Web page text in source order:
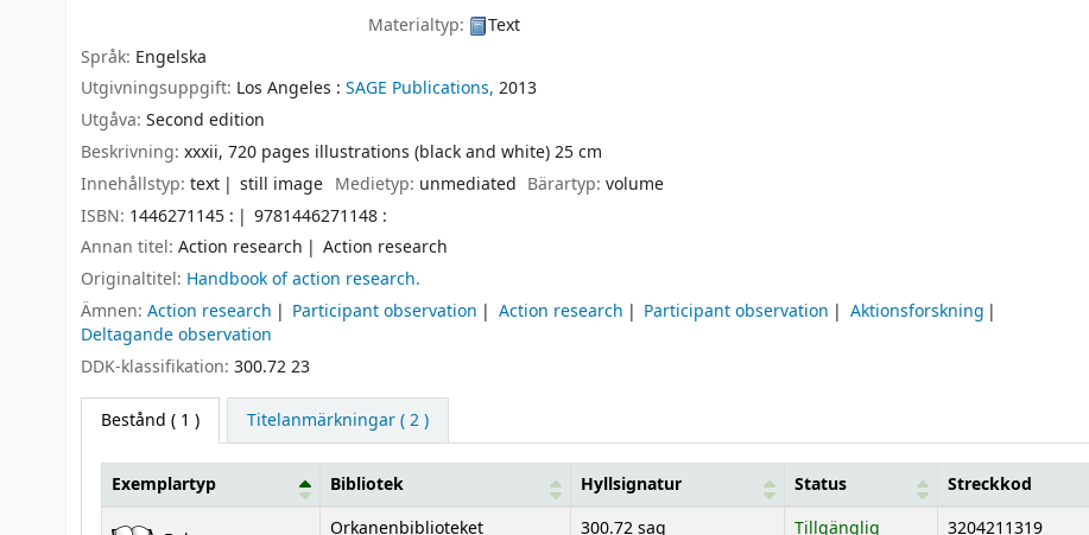
Materialtyp:
Text
Språk: Engelska
Utgivningsuppgift: Los Angeles : SAGE Publications, 2013
Utgåva: Second edition
Beskrivning: xxxii, 720 pages illustrations (black and white) 25 cm
Innehållstyp: text still image Medietyp: unmediated Bärartyp:volume
ISBN: 1446271145 :
9781446271148 :
Annan titel: Action research
Action research
Originaltitel: Handbook of action research.
Ämnen: Action research Participant observation Action research Participant observation
Aktionsforskning
Deltagande observation
DDK-klassifikation: 300.72 23
Bestånd ( 1 ) Titelanmärkningar ( 2 )
Exemplartyp Bibliotek Hyllsignatur Status Streckkod
Orkanenbiblioteket 300.72 sag Tillgänglig 3204211319